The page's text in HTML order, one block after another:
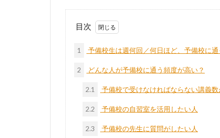
目次
1 予備校生は週何回／何日ほど、予備校に
2 どんな人が予備校に通う頻度が高い？
2.1 予備校で受けなければならない講義
2.2 予備校の自習室を活用したい人
2.3 予備校の先生に質問がしたい人